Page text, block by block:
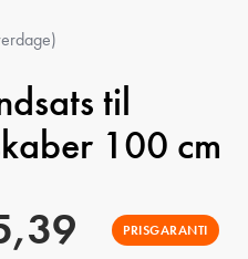
til
100 cm
PRISGARANTI